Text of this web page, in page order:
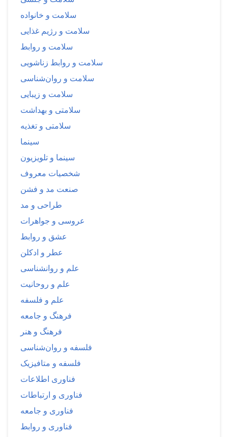
سلامت و خانواده
سلامت و رژیم غذایی
سلامت و روابط
سلامت و روابط زناشویی
سلامت و روان‌شناسی
سلامت و زیبایی
سلامتی و بهداشت
سلامتی و تغذیه
سینما
سینما و تلویزیون
شخصیات معروف
صنعت مد و فشن
طراحی و مد
عروسی و جواهرات
عشق و روابط
عطر و ادکلن
علم و روانشناسی
علم و روحانیت
علم و فلسفه
فرهنگ و جامعه
فرهنگ و هنر
فلسفه و روان‌شناسی
فلسفه و متافیزیک
فناوری اطلاعات
فناوری و ارتباطات
فناوری و جامعه
فناوری و روابط